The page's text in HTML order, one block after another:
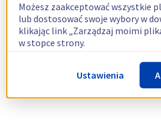
Możesz zaakceptować wszystkie
lub dostosować swoje wybory w
klikając link „Zarządzaj moimi
w stopce strony.
Więcej informacji znajdziesz w
dotyczącej wykorzystywania
Ustawienia